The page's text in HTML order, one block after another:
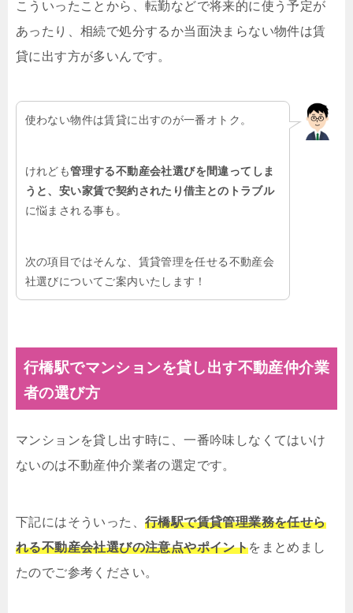
こういったことから、転勤などで将来的に使う予定が
あったり、相続で処分するか当面決まらない物件は賃
貸に出す方が多いんです。
使わない物件は賃貸に出すのが一番オトク。
けれども管理する不動産会社選びを間違ってしま
うと、安い家賃で契約されたり借主とのトラブル
に悩まされる事も。
次の項目ではそんな、賃貸管理を任せる不動産会
社選びについてご案内いたします！
行橋駅でマンションを貸し出す不動産仲介業
者の選び方
マンションを貸し出す時に、一番吟味しなくてはいけ
ないのは不動産仲介業者の選定です。
下記にはそういった、 行橋駅で賃貸管理業務を任せら
れる不動産会社選びの注意点やポイントをまとめまし
たのでご参考ください。